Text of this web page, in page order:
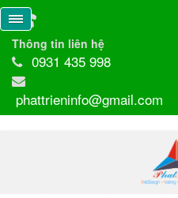
Thông tin liên hệ
0931 435 998
phattrieninfo@gmail.com